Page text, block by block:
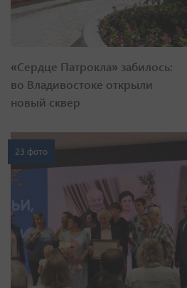
«Сердце Патрокла» забилось:
во Владивостоке открыли
новый сквер
23 фото